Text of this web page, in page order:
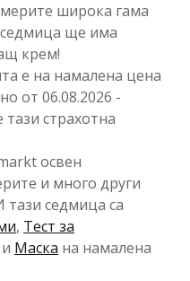
широка гама
ще има
крем!
е на намалена цена
от 06.08.2026 -
тази страхотна
освен
и много други
тази седмица са
, Тест за
и Маска на намалена